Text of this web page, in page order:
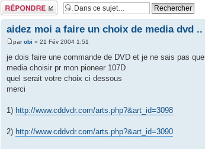
Répondre
aidez moi a faire un choix de media dvd ..
parobi » 21 Fév 2004 1:51
je dois faire une commande de DVD et je ne sais pas quel
media choisir pr mon pioneer 107D
quel serait votre choix ci dessous
merci
1) http://www.cddvdr.com/arts.php?&art_id=3098
2) http://www.cddvdr.com/arts.php?&art_id=3090